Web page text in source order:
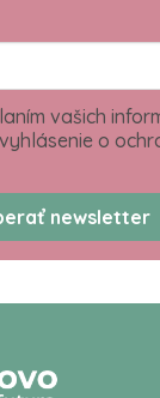
vašich
o
newsletter